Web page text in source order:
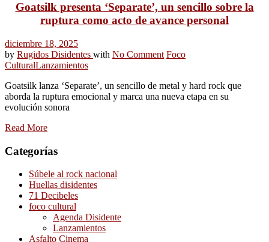
Goatsilk presenta ‘Separate’, un sencillo sobre la
ruptura como acto de avance personal
diciembre 18, 2025
by Rugidos Disidentes with No Comment Foco
CulturalLanzamientos
Goatsilk lanza ‘Separate’, un sencillo de metal y hard rock que
aborda la ruptura emocional y marca una nueva etapa en su
evolución sonora
Read More
Categorías
Súbele al rock nacional
Huellas disidentes
71 Decibeles
foco cultural
Agenda Disidente
Lanzamientos
Asfalto Cinema